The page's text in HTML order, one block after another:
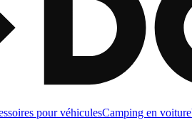
pour véhiculesCamping en voiture